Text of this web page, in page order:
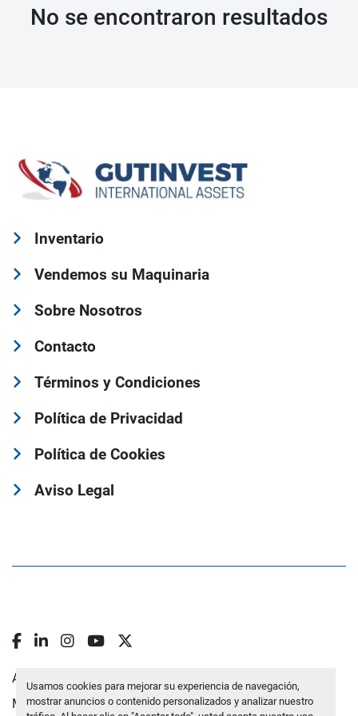
Usamos cookies para mejorar su experiencia de navegación,
mostrar anuncios o contenido personalizados y analizar nuestro
No se encontraron resultados
Inventario
Vendemos su Maquinaria
Sobre Nosotros
Contacto
Términos y Condiciones
Política de Privacidad
Política de Cookies
Aviso Legal
Administrar cookies
Machinio Systemsitio web deMachinio
facebook
linkedininstagram
youtube